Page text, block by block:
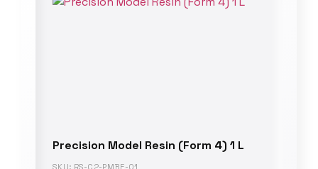
Precision Model Resin (Form 4) 1 L
SKU: RS-C2-PMBE-01